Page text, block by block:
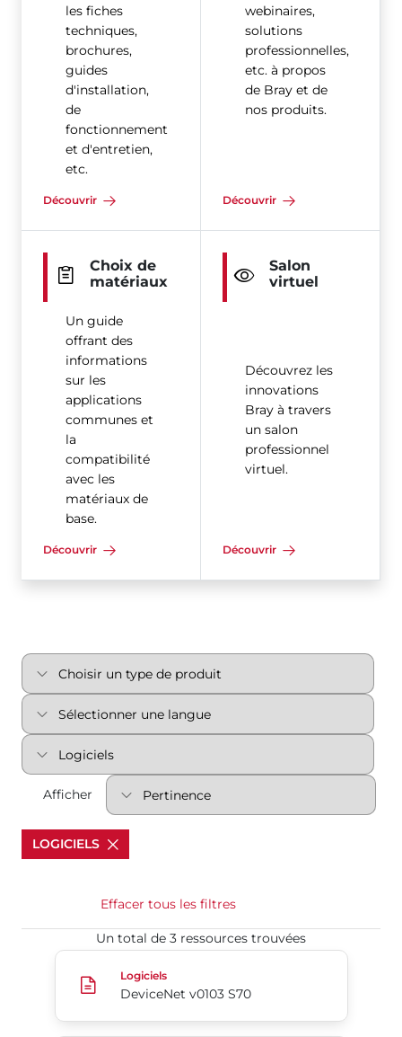
les fiches
techniques,
brochures,
guides
d'installation,
de
fonctionnement
et d'entretien,
etc.
Découvrir
webinaires,
solutions
professionnelles,
etc. à propos
de Bray et de
nos produits.
Découvrir
Choix de
matériaux
Un guide
offrant des
informations
sur les
applications
communes et
la
compatibilité
avec les
matériaux de
base.
Découvrir
Salon
virtuel
Découvrez les
innovations
Bray à travers
un salon
professionnel
virtuel.
Découvrir
Afficher
LOGICIELS
Effacer tous les filtres
Un total de 3 ressources trouvées​​​​​​​
DeviceNet v0103 S70
Logiciels
DeviceNet v0103 S70